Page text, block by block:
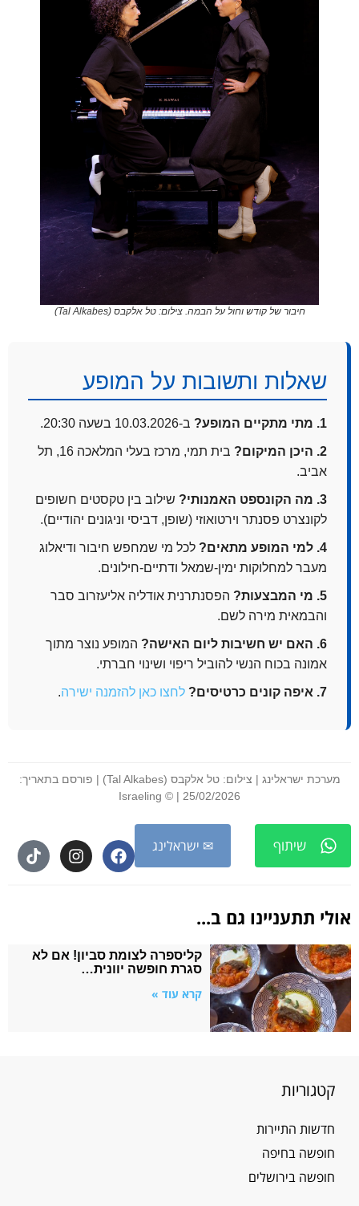
חיבור של קודש וחול על הבמה. צילום: טל אלקבס (Tal Alkabes)
שאלות ותשובות על המופע
1. מתי מתקיים המופע? ב-10.03.2026 בשעה 20:30.
2. היכן המיקום?
בית תמי, מרכז בעלי המלאכה 16, תל
אביב.
3. מה הקונספט האמנותי?
שילוב בין טקסטים חשופים
לקונצרט פסנתר וירטואוזי (שופן, דביסי וניגונים יהודיים).
4. למי המופע מתאים?
לכל מי שמחפש חיבור ודיאלוג
מעבר למחלוקות ימין-שמאל ודתיים-חילונים.
5. מי המבצעות?
הפסנתרנית אודליה אליעזרוב סבר
והבמאית מירה לשם.
6. האם יש חשיבות ליום האישה?
המופע נוצר מתוך
אמונה בכוח הנשי להוביל ריפוי ושינוי חברתי.
7. איפה קונים כרטיסים? לחצו כאן להזמנה ישירה.
מערכת ישראלינג | צילום: טל אלקבס (Tal Alkabes) | פורסם בתאריך:
25/02/2026 | © Israeling
שיתוף ✉ ישראלינג
אולי תתעניינו גם ב...
קליספרה לצומת סביון! אם לא
סגרת חופשה יוונית…
קרא עוד »
קטגוריות
חדשות התיירות
חופשה בחיפה
חופשה בירושלים